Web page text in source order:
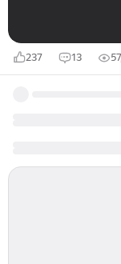
237 13